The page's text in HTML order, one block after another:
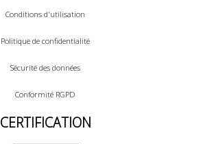
Conditions d'utilisation
Politique de confidentialité
Sécurité des données
Conformité RGPD
CERTIFICATION